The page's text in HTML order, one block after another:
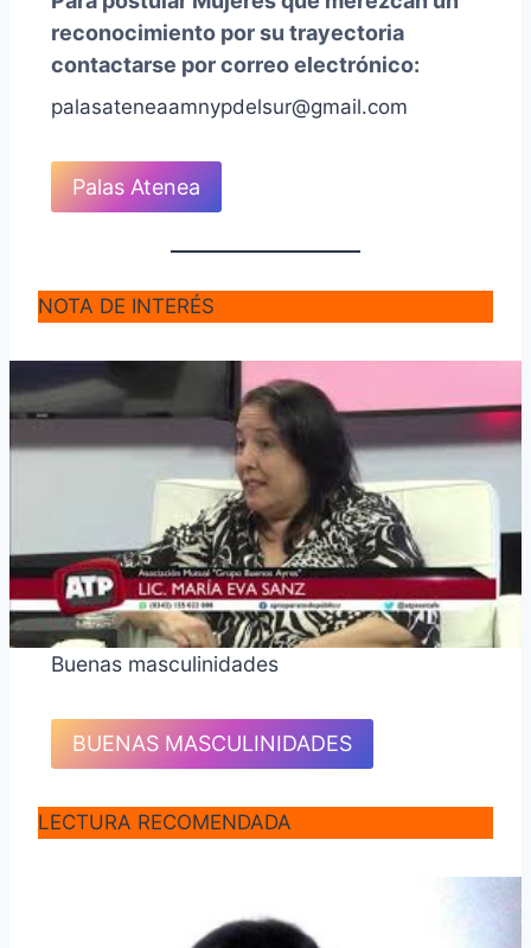
reconocimiento por su trayectoria
contactarse por correo electrónico:
palasateneaamnypdelsur@gmail.com
Palas Atenea
NOTA DE INTERÉS
Buenas masculinidades
BUENAS MASCULINIDADES
LECTURA RECOMENDADA